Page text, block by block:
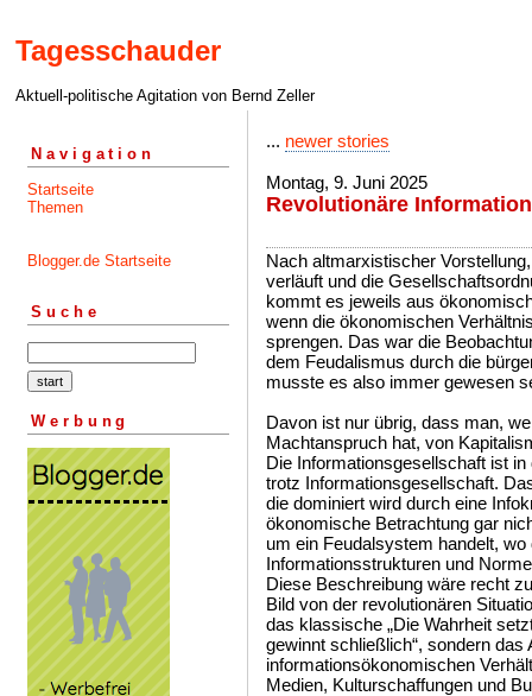
Tagesschauder
Aktuell-politische Agitation von Bernd Zeller
Navigation
Startseite
Themen
Blogger.de Startseite
Suche
Werbung
... newer stories
Montag, 9. Juni 2025
Revolutionäre
Nach altmarxistischer
verläuft und die
kommt es jeweils aus
wenn die ökonomischen
sprengen. Das war die
dem Feudalismus durch die
musste es also immer gewesen
Davon ist nur übrig, dass man,
Machtanspruch hat, von
Die Informationsgesellschaft ist
trotz Informationsgesellschaft.
die dominiert wird durch eine
ökonomische Betrachtung gar
um ein Feudalsystem handelt,
Informationsstrukturen und
Diese Beschreibung wäre recht
Bild von der revolutionären
das klassische „Die Wahrheit
gewinnt schließlich“, sondern das
informationsökonomischen
Medien, Kulturschaffungen und